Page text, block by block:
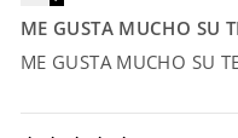
ME GUSTA MUCHO SU
ME GUSTA MUCHO SU